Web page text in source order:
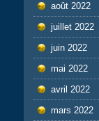
août 2022
juillet 2022
juin 2022
mai 2022
avril 2022
mars 2022